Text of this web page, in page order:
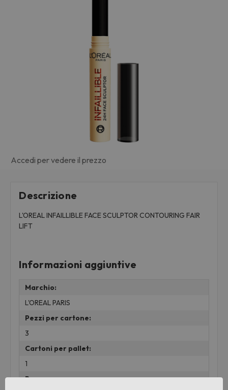
Accedi per vedere il prezzo
Descrizione
L'OREAL INFAILLIBLE FACE SCULPTOR CONTOURING FAIR
LIFT
Informazioni aggiuntive
Marchio:
L'OREAL PARIS
Pezzi per cartone:
3
Cartoni per pallet:
1
Peso: